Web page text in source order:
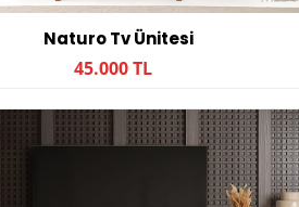
Naturo Tv Ünitesi
45.000 TL